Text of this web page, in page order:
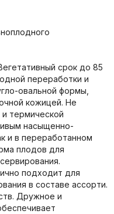
срок до 85
переработки и
овальной формы,
кожицей. Не
термической
насыщенно-
и в переработанном
плодов для
подходит для
в составе ассорти.
Дружное и